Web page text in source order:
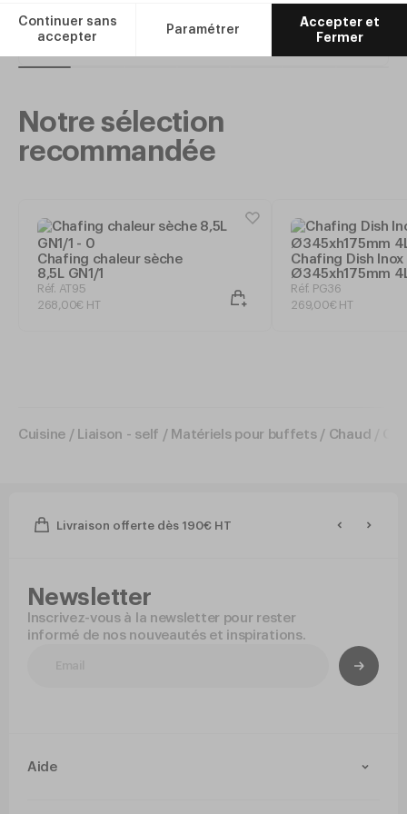
Ajouter
Notre sélection
recommandée
Chafing chaleur sèche
8,5L GN1/1
Réf. AT95
268 00€ HT
Chafing Dish Inox
Ø345xh175mm
- APS
Réf. PG36
269, 00€ HT
Cuisine / Liaison - self / Matériels pour buffets / Chaud
Livraison offerte dès 190€ HT
Newsletter
Inscrivez-vous à la newsletter pour rester
informé de nos nouveautés et inspirations.
Aide